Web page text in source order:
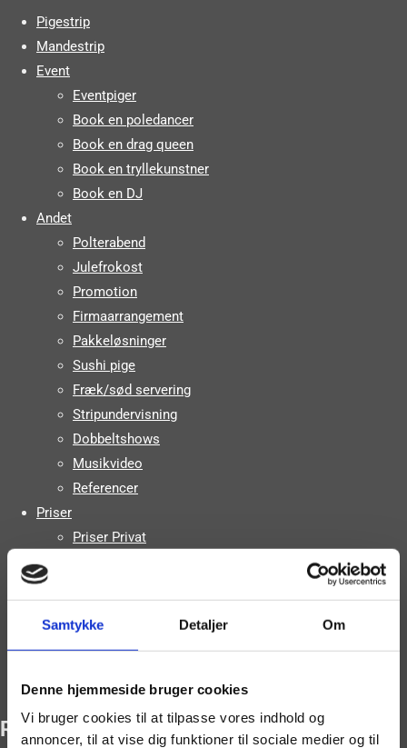
Samtykke Detaljer Om
Denne hjemmeside bruger cookies
Vi bruger cookies til at tilpasse vores indhold og
annoncer, til at vise dig funktioner til sociale medier og til
Pigestrip
Mandestrip
Event
Eventpiger
Book en poledancer
Book en drag queen
Book en tryllekunstner
Book en DJ
Andet
Polterabend
Julefrokost
Promotion
Firmaarrangement
Pakkeløsninger
Sushi pige
Fræk/sød servering
Stripundervisning
Dobbeltshows
Musikvideo
Referencer
Priser
Priser Privat
Om os
Booking
ROX_8442_C